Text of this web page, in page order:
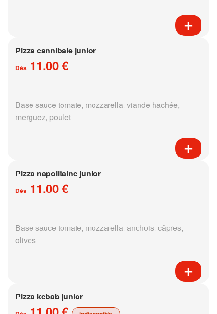
Pizza cannibale junior
Dès 11.00 €
Base sauce tomate, mozzarella, viande hachée,
merguez, poulet
Pizza napolitaine junior
Dès 11.00 €
Base sauce tomate, mozzarella, anchois, câpres,
olives
Pizza kebab junior